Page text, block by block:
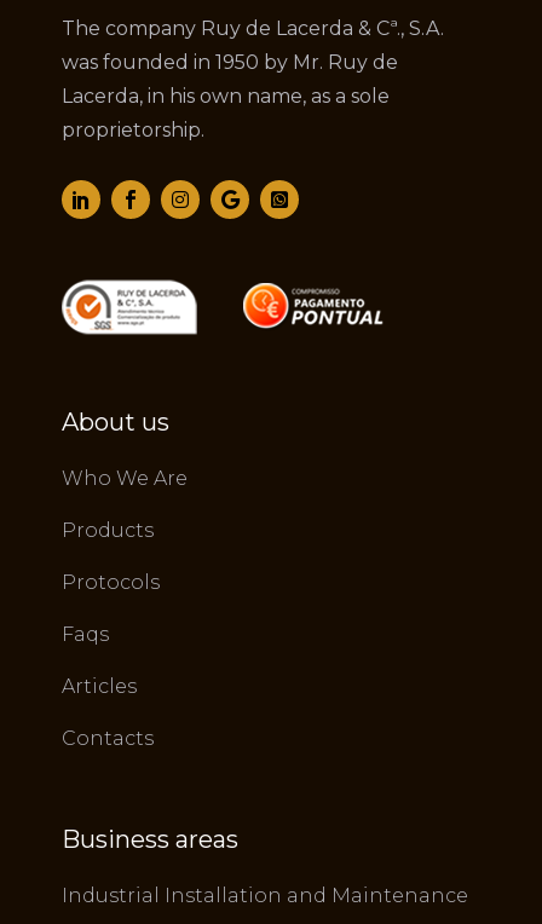
The company Ruy de Lacerda & Cª., S.A.
was founded in 1950 by Mr. Ruy de
Lacerda, in his own name, as a sole
proprietorship.
About us
Who We Are
Products
Protocols
Faqs
Articles
Contacts
Business areas
Industrial Installation and Maintenance